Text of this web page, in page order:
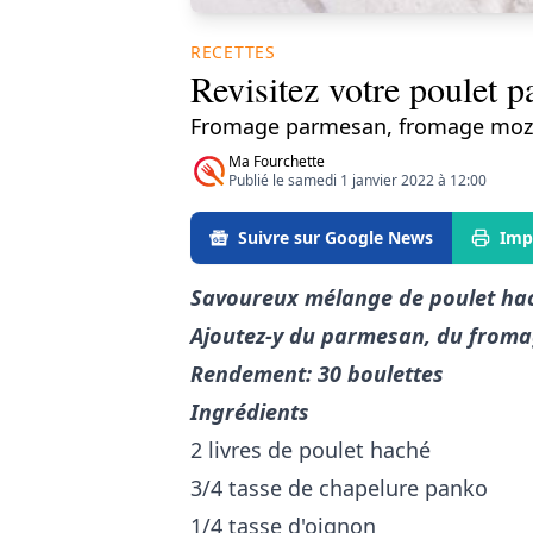
RECETTES
Revisitez votre poulet
Fromage parmesan, fromage
Ma Fourchette
Publié le samedi 1 janvier 2022 à 12:00
Suivre sur Google News
Savoureux mélange de poulet
Ajoutez-y du parmesan, du
Rendement: 30 boulettes
Ingrédients
2 livres de poulet haché
3/4 tasse de chapelure panko
1/4 tasse d'oignon